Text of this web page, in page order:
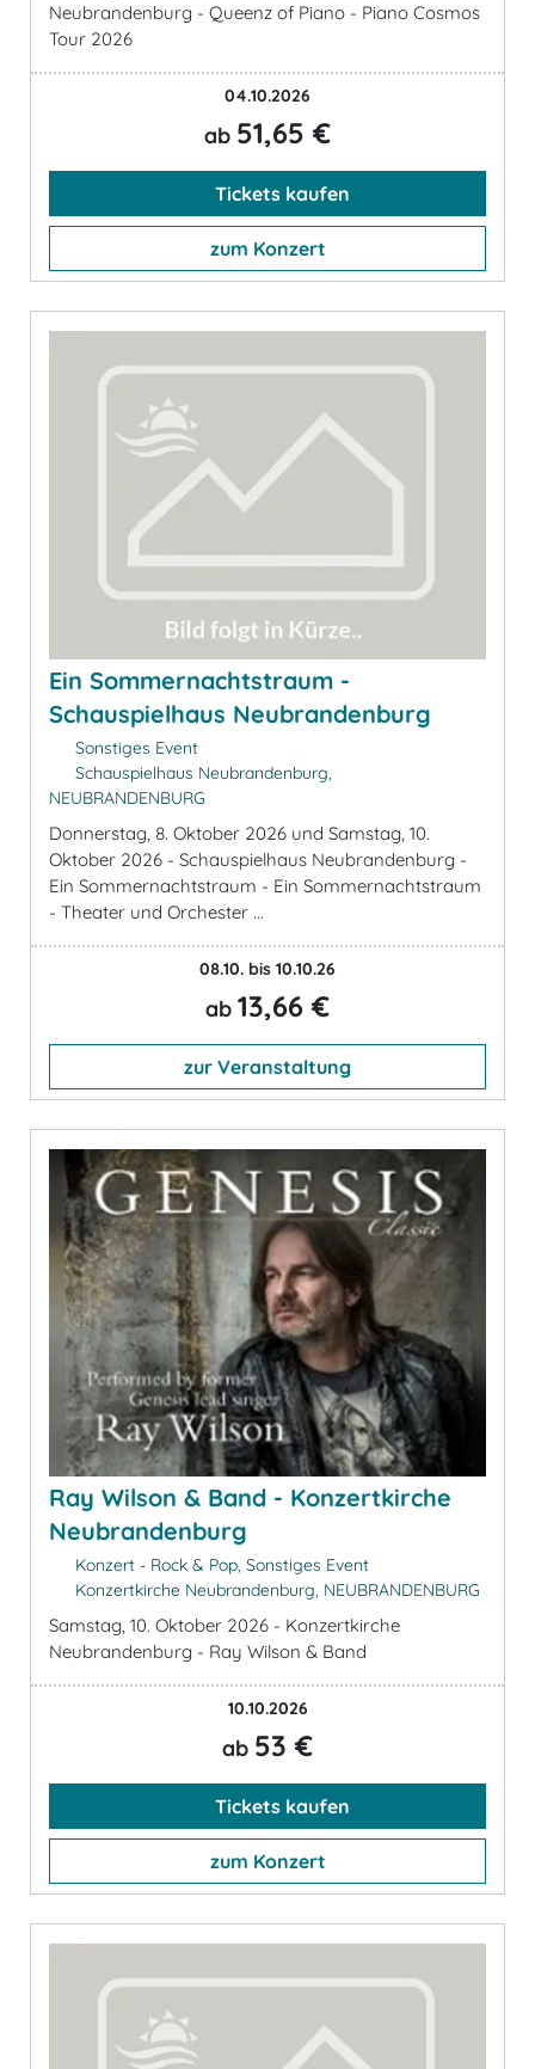
Neubrandenburg - Queenz of Piano - Piano Cosmos
Tour 2026
04.10.2026
ab 51,65 €
Tickets kaufen
zum Konzert
Ein Sommernachtstraum -
Schauspielhaus Neubrandenburg
Sonstiges Event
Schauspielhaus Neubrandenburg,
NEUBRANDENBURG
Donnerstag, 8. Oktober 2026 und Samstag, 10.
Oktober 2026 - Schauspielhaus Neubrandenburg -
Ein Sommernachtstraum - Ein Sommernachtstraum
- Theater und Orchester ...
08.10. bis 10.10.26
ab 13,66 €
zur Veranstaltung
Ray Wilson & Band - Konzertkirche
Neubrandenburg
Konzert - Rock & Pop, Sonstiges Event
Konzertkirche Neubrandenburg, NEUBRANDENBURG
Samstag, 10. Oktober 2026 - Konzertkirche
Neubrandenburg - Ray Wilson & Band
10.10.2026
ab 53 €
Tickets kaufen
zum Konzert